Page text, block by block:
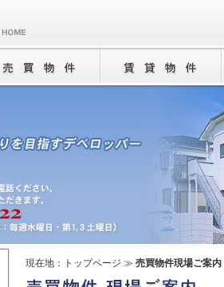
現在地： トップページ ≫ 売買物件現場ご案内